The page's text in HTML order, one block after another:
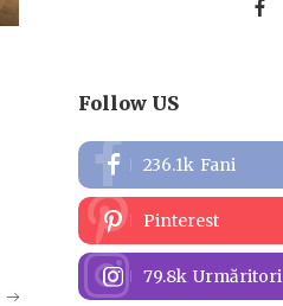
Follow US
236.1k Fani
Pinterest
79.8k Urmăritori